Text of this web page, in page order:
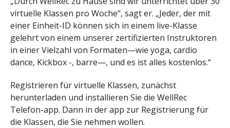
virtuelle Klassen pro Woche“, sagt er. „Jeder, der mit
einer Einheit-ID können sich in einem live-Klasse
gelehrt von einem unserer zertifizierten Instruktoren
in einer Vielzahl von Formaten—wie yoga, cardio
dance, Kickbox -, barre—, und es ist alles kostenlos.“
Registrieren für virtuelle Klassen, zunächst
herunterladen und installieren Sie die WellRec
Telefon-app. Dann in der app zur Registrierung für
die Klassen, die Sie nehmen wollen.